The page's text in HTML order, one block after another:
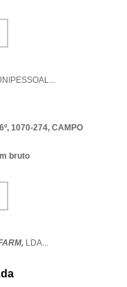
...
1070-274, CAMPO
bruto
LDA...